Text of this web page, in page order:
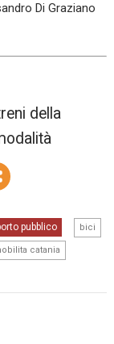
Di Graziano
della
pubblico bici
catania